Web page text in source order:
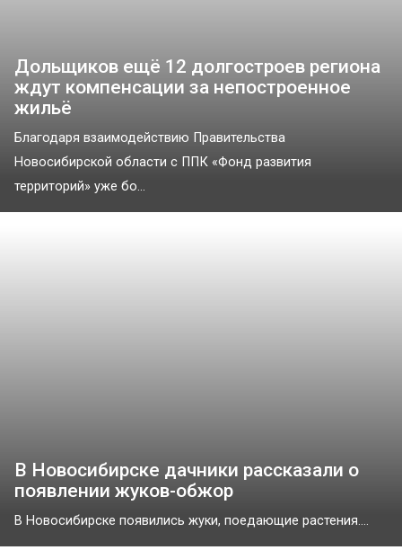
Дольщиков ещё 12 долгостроев региона
ждут компенсации за непостроенное
жильё
Благодаря взаимодействию Правительства
Новосибирской области с ППК «Фонд развития
территорий» уже бо...
В Новосибирске дачники рассказали о
появлении жуков-обжор
В Новосибирске появились жуки, поедающие растения....